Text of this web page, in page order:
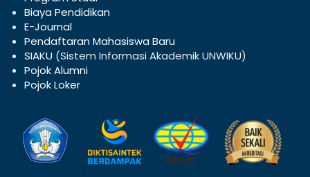
Biaya Pendidikan
E-Journal
Pendaftaran Mahasiswa Baru
SIAKU (Sistem Informasi Akademik UNWIKU)
Pojok Alumni
Pojok Loker